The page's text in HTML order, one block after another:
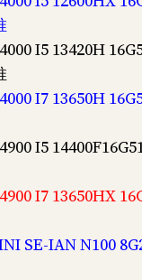
I5 13420H
I7 13650H
I5
I7 13650HX
SE-IAN N100